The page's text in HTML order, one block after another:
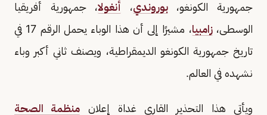
جمهورية الكونغو،بوروندي، أنغولا، جمهورية أفريقيا
الوسطى،زامبيا
، مشيرًا إلى أن هذا الوباء يحمل الرقم 17 في
تاريخ جمهورية الكونغو الديمقراطية، ويصنف ثاني أكبر وباء
نشهده في العالم.
ويأتي هذا التحذير القاري غداة إعلان منظمة الصحة